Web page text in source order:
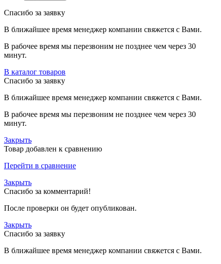
Спасибо за заявку
В ближайшее время менеджер компании свяжется с Вами.
В рабочее время мы перезвоним не позднее чем через 30
минут.
В каталог товаров
Спасибо за заявку
В ближайшее время менеджер компании свяжется с Вами.
В рабочее время мы перезвоним не позднее чем через 30
минут.
Закрыть
Товар добавлен к сравнению
Перейти в сравнение
Закрыть
Спасибо за комментарий!
После проверки он будет опубликован.
Закрыть
Спасибо за заявку
В ближайшее время менеджер компании свяжется с Вами.